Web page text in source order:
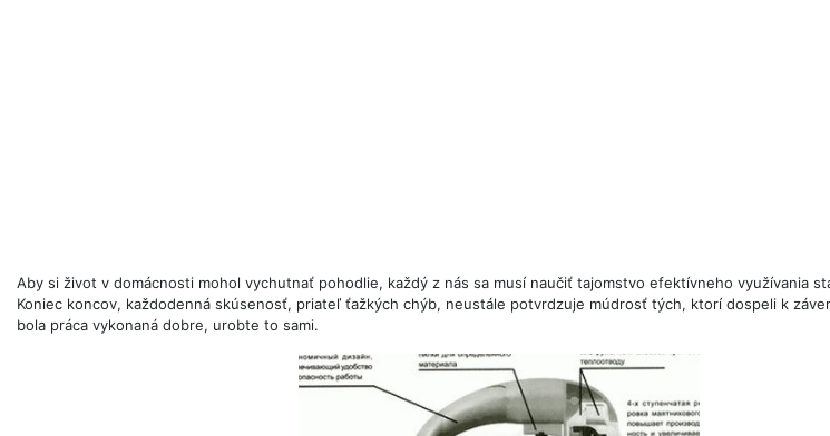
Aby si život v domácnosti mohol vychutnať pohodlie, každý z nás sa musí naučiť tajomstvo efektívneho využívania
Koniec koncov, každodenná skúsenosť, priateľ ťažkých chýb, neustále potvrdzuje múdrosť tých, ktorí dospeli k
bola práca vykonaná dobre, urobte to sami.